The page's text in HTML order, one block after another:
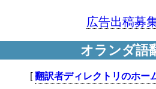
広告出稿募
オランダ語
[翻訳者ディレクトリのホー